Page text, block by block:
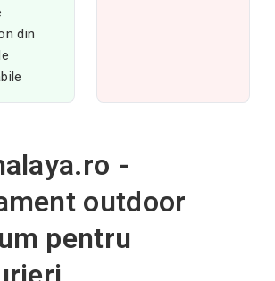
din
-
outdoor
pentru